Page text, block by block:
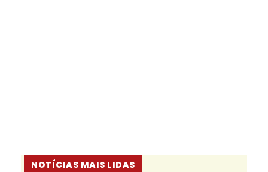
NOTÍCIAS MAIS LIDAS